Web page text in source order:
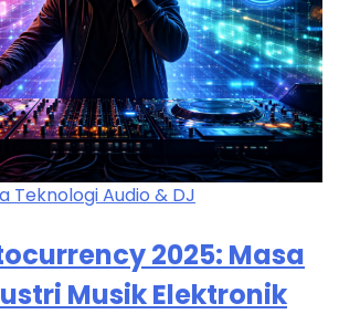
Teknologi Audio & DJ
2025: Masa
Musik Elektronik